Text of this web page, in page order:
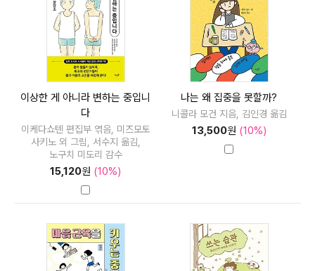
이상한 게 아니라 변하는 중입니
다
이케다쇼텐 편집부 엮음, 미즈모토
사키노 외 그림, 서수지 옮김,
노구치 미도리 감수
15,120원 (10%)
나는 왜 집중을 못할까?
니콜라 모건 지음, 김인경 옮김
13,500원 (10%)